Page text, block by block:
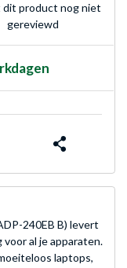
dit product nog niet
gereviewd
240EB B) levert
al je apparaten.
laptops,